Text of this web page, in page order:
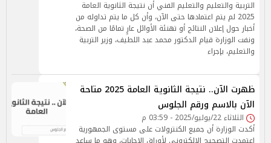
التربية والتعليم والتعليم الفني أن نتيجة الثانوية العامة
2025 لم يتم اعتمادها حتى الآن، وأن كل ما يتم تداوله من
أخبار حول إعلان النتائج أو تهنئة الأوائل عارٍ تمامًا من الصحة،
ونفت الوزارة قيام الدكتور محمد عبد اللطيف، وزير التربية
والتعليم، بإجراء
ظهرت الآن.. نتيجة الثانوية العامة 2025 متاحة
الآن بالاسم ورقم الجلوس
الثلاثاء 22/يوليو/2025 - 03:59 م
أكدت الوزارة أن جميع الكنترولات على مستوى الجمهورية